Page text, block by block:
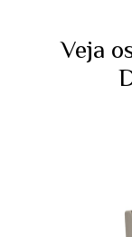
Veja